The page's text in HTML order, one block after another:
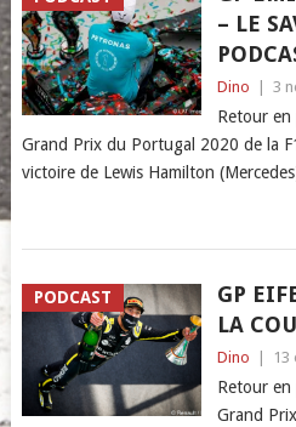
– LE
Dino 3
Retour en
Grand Prix du Portugal 2020 de la
victoire de Lewis Hamilton
PODCAST
GP
LA
Dino 13
Retour en
Grand